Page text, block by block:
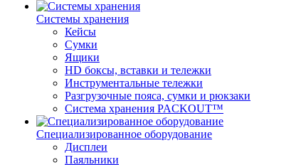
Системы хранения
Кейсы
Сумки
Ящики
HD боксы, вставки и тележки
Инструментальные тележки
Разгрузочные пояса, сумки и рюкзаки
Система хранения PACKOUT™
Специализированное оборудование
Дисплеи
Паяльники